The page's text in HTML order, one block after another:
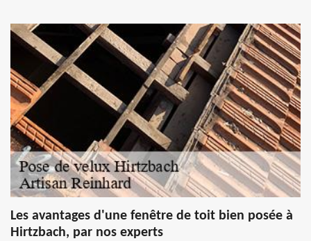
Les avantages d'une fenêtre de toit bien posée à
Hirtzbach, par nos experts